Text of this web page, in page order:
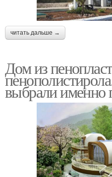
читать дальше →
Дом из
выбрали именно